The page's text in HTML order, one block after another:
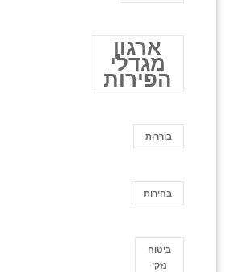
ארגון
מגדלי
הפירות
בוררות
בחירות
ביטוח
נזקי